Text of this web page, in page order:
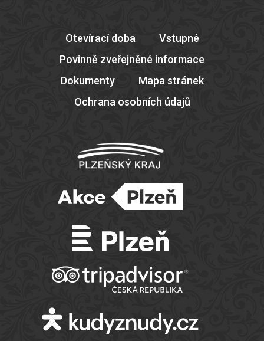
Otevírací doba
Vstupné
Povinně zveřejněné informace
Dokumenty
Mapa stránek
Ochrana osobních údajů